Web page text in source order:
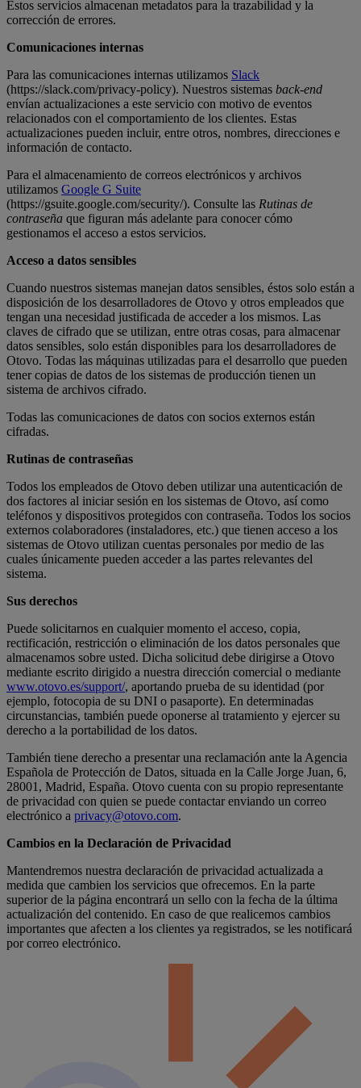
Estos servicios almacenan metadatos para la trazabilidad y la
corrección de errores.
Comunicaciones internas
Para las comunicaciones internas utilizamos Slack
(https://slack.com/privacy-policy). Nuestros sistemas back-end
envían actualizaciones a este servicio con motivo de eventos
relacionados con el comportamiento de los clientes. Estas
actualizaciones pueden incluir, entre otros, nombres, direcciones e
información de contacto.
Para el almacenamiento de correos electrónicos y archivos
utilizamos Google G Suite
(https://gsuite.google.com/security/). Consulte las Rutinas de
contraseña que figuran más adelante para conocer cómo
gestionamos el acceso a estos servicios.
Acceso a datos sensibles
Cuando nuestros sistemas manejan datos sensibles, éstos solo están a
disposición de los desarrolladores de Otovo y otros empleados que
tengan una necesidad justificada de acceder a los mismos. Las
claves de cifrado que se utilizan, entre otras cosas, para almacenar
datos sensibles, solo están disponibles para los desarrolladores de
Otovo. Todas las máquinas utilizadas para el desarrollo que pueden
tener copias de datos de los sistemas de producción tienen un
sistema de archivos cifrado.
Todas las comunicaciones de datos con socios externos están
cifradas.
Rutinas de contraseñas
Todos los empleados de Otovo deben utilizar una autenticación de
dos factores al iniciar sesión en los sistemas de Otovo, así como
teléfonos y dispositivos protegidos con contraseña. Todos los socios
externos colaboradores (instaladores, etc.) que tienen acceso a los
sistemas de Otovo utilizan cuentas personales por medio de las
cuales únicamente pueden acceder a las partes relevantes del
sistema.
Sus derechos
Puede solicitarnos en cualquier momento el acceso, copia,
rectificación, restricción o eliminación de los datos personales que
almacenamos sobre usted. Dicha solicitud debe dirigirse a Otovo
mediante escrito dirigido a nuestra dirección comercial o mediante
www.otovo.es/support/, aportando prueba de su identidad (por
ejemplo, fotocopia de su DNI o pasaporte). En determinadas
circunstancias, también puede oponerse al tratamiento y ejercer su
derecho a la portabilidad de los datos.
También tiene derecho a presentar una reclamación ante la Agencia
Española de Protección de Datos, situada en la Calle Jorge Juan, 6,
28001, Madrid, España. Otovo cuenta con su propio representante
de privacidad con quien se puede contactar enviando un correo
electrónico a privacy@otovo.com.
Cambios en la Declaración de Privacidad
Mantendremos nuestra declaración de privacidad actualizada a
medida que cambien los servicios que ofrecemos. En la parte
superior de la página encontrará un sello con la fecha de la última
actualización del contenido. En caso de que realicemos cambios
importantes que afecten a los clientes ya registrados, se les notificará
por correo electrónico.